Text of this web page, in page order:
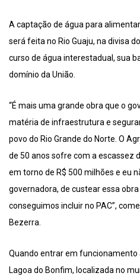
A captação de água para
será feita no Rio Guaju, na divisa
curso de água interestadual, sua
domínio da União.
“É mais uma grande obra que o
matéria de infraestrutura e
povo do Rio Grande do Norte. O
de 50 anos sofre com a escassez
em torno de R$ 500 milhões e eu
governadora, de custear essa
conseguimos incluir no PAC”,
Bezerra.
Quando entrar em
Lagoa do Bonfim, localizada no